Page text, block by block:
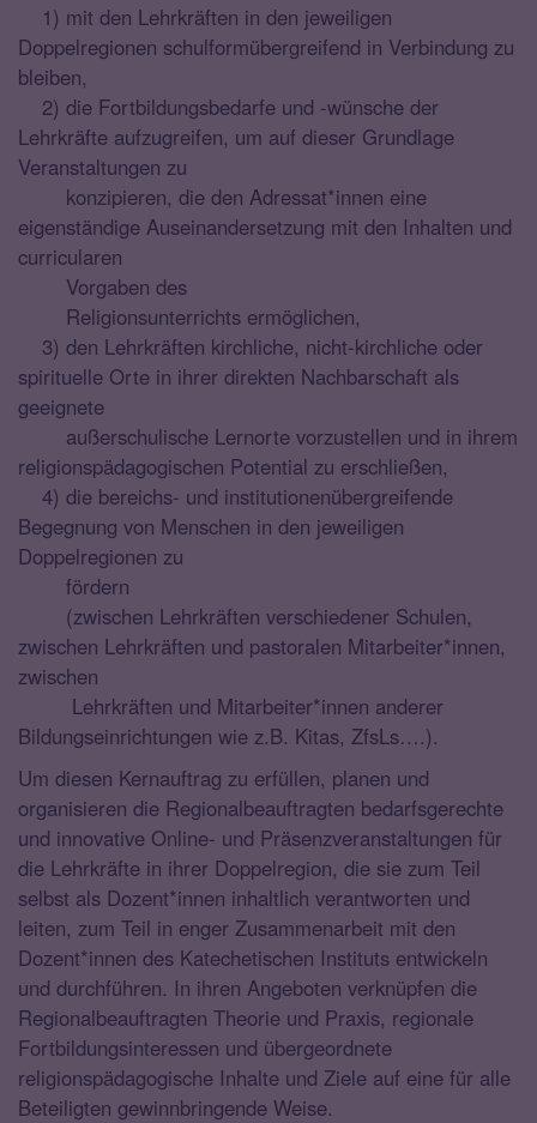
1) mit den Lehrkräften in den jeweiligen
Doppelregionen schulformübergreifend in Verbindung zu
bleiben,
2) die Fortbildungsbedarfe und -wünsche der
Lehrkräfte aufzugreifen, um auf dieser Grundlage
Veranstaltungen zu
konzipieren, die den Adressat*innen eine
eigenständige Auseinandersetzung mit den Inhalten und
curricularen
Vorgaben des
Religionsunterrichts ermöglichen,
3) den Lehrkräften kirchliche, nicht-kirchliche oder
spirituelle Orte in ihrer direkten Nachbarschaft als
geeignete
außerschulische Lernorte vorzustellen und in ihrem
religionspädagogischen Potential zu erschließen,
4) die bereichs- und institutionenübergreifende
Begegnung von Menschen in den jeweiligen
Doppelregionen zu
fördern
(zwischen Lehrkräften verschiedener Schulen,
zwischen Lehrkräften und pastoralen Mitarbeiter*innen,
zwischen
Lehrkräften und Mitarbeiter*innen anderer
Bildungseinrichtungen wie z.B. Kitas, ZfsLs….).
Um diesen Kernauftrag zu erfüllen, planen und
organisieren die Regionalbeauftragten bedarfsgerechte
und innovative Online- und Präsenzveranstaltungen für
die Lehrkräfte in ihrer Doppelregion, die sie zum Teil
selbst als Dozent*innen inhaltlich verantworten und
leiten, zum Teil in enger Zusammenarbeit mit den
Dozent*innen des Katechetischen Instituts entwickeln
und durchführen. In ihren Angeboten verknüpfen die
Regionalbeauftragten Theorie und Praxis, regionale
Fortbildungsinteressen und übergeordnete
religionspädagogische Inhalte und Ziele auf eine für alle
Beteiligten gewinnbringende Weise.